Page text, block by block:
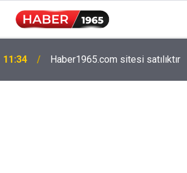
15:52
hesaplarda